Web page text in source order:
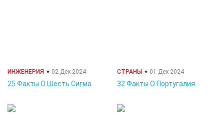
ИНЖЕНЕРИЯ 02 Дек 2024
25 Факты О Шесть Сигма
СТРАНЫ 01 Дек 2024
32 Факты О Португалия